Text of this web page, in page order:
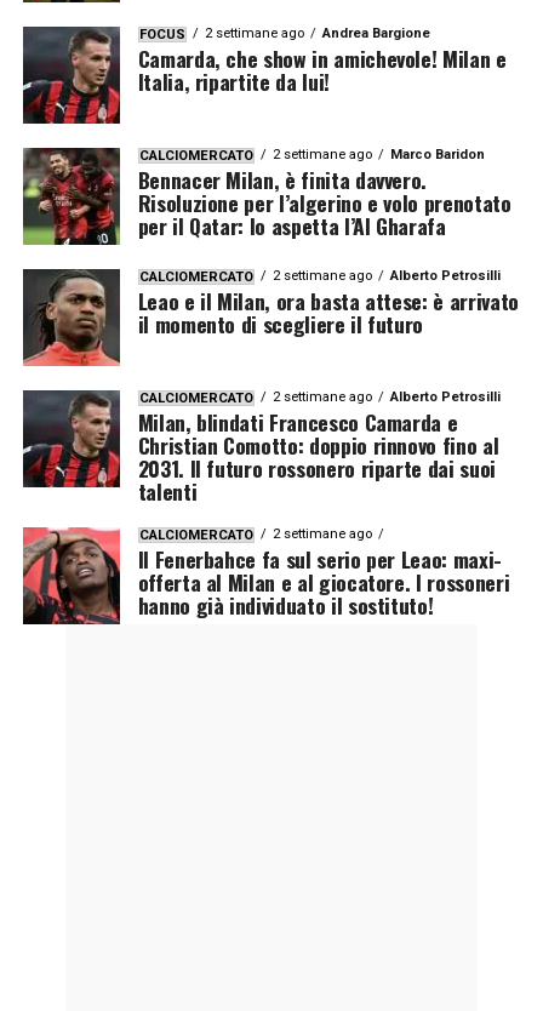
FOCUS 2 settimane ago Andrea Bargione
Camarda, che show in amichevole! Milan e
Italia, ripartite da lui!
CALCIOMERCATO 2 settimane ago Marco Baridon
Bennacer Milan, è finita davvero.
Risoluzione per l’algerino e volo prenotato
per il Qatar: lo aspetta l’Al Gharafa
CALCIOMERCATO 2 settimane ago Alberto Petrosilli
Leao e il Milan, ora basta attese: è arrivato
il momento di scegliere il futuro
CALCIOMERCATO 2 settimane ago Alberto Petrosilli
Milan, blindati Francesco Camarda e
Christian Comotto: doppio rinnovo fino al
2031. Il futuro rossonero riparte dai suoi
talenti
CALCIOMERCATO 2 settimane ago
Il Fenerbahce fa sul serio per Leao: maxi-
offerta al Milan e al giocatore. I rossoneri
hanno già individuato il sostituto!